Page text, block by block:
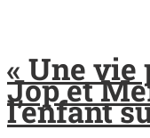
« Une vie
Jop et
l’enfant